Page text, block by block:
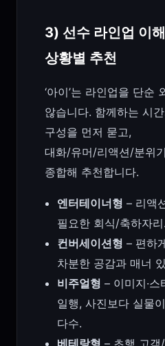
3) 선수 라인업 이
상황별 추천
‘아이’는 라인업을 단순
않습니다. 함께하는 시
구성을 먼저 묻고,
대화/유머/리액션/분위
종합해 추천합니다.
엔터테이너형 – 리액
필요한 회식/축하자리.
컨버세이션형 – 편하
차분한 공감과 매너
비주얼형 – 이미지·
일행, 사진보다 실물
다수.